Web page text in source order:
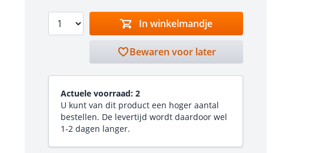
In winkelmandje
Bewaren voor later
Actuele voorraad: 2
U kunt van dit product een hoger aantal
bestellen. De levertijd wordt daardoor wel
1-2 dagen langer.